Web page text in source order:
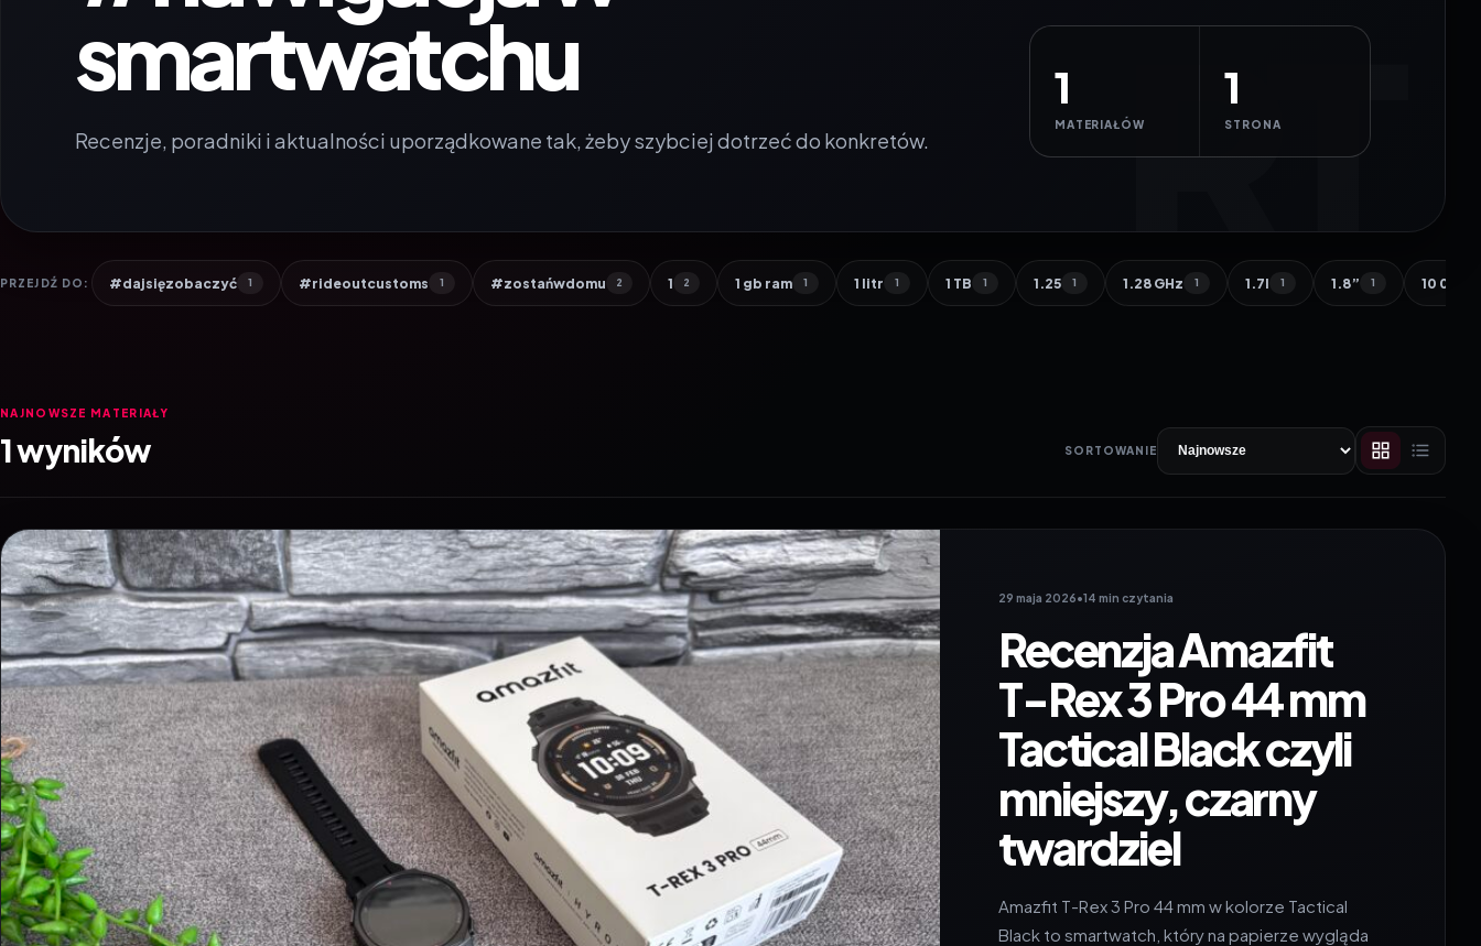
smartwatchu
Recenzje, poradniki i aktualności uporządkowane tak, żeby szybciej dotrzeć do konkretów.
1
MATERIAŁÓW
1
STRONA
PRZEJDŹ DO: #dajsięzobaczyć 1 #rideoutcustoms 1 #zostańwdomu 2 1 2 1 gb ram 1 1 litr 1 1 TB 1 1.25 1 1.28 GHz 1 1.7l 1 1.8” 1 10 000
NAJNOWSZE MATERIAŁY
1 wyników SORTOWANIE
29 maja 2026•14 min czytania
Recenzja Amazfit
T-Rex 3 Pro 44 mm
Tactical Black czyli
mniejszy, czarny
twardziel
Amazfit T-Rex 3 Pro 44 mm w kolorze Tactical
Black to smartwatch, który na papierze wygląda